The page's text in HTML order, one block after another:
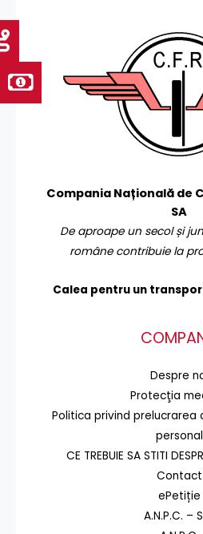
Compania Națională de
SA
De aproape un secol și
române contribuie la
Calea pentru un
Despre
Protecţia
Politica privind
personal
CE TREBUIE SA STITI
Contact
ePetiție
A.N.P.C. –